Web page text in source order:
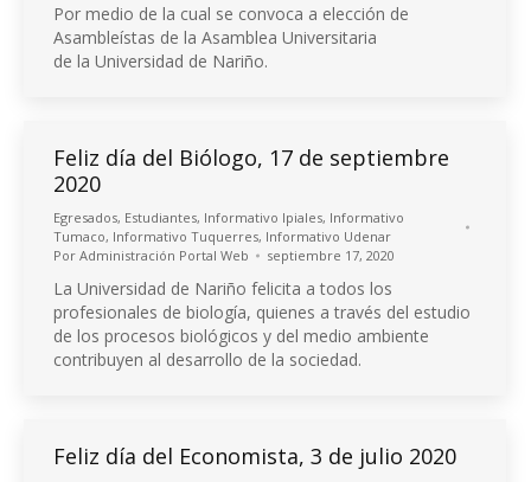
Por medio de la cual se convoca a elección de
Asambleístas de la Asamblea Universitaria
de la Universidad de Nariño.
Feliz día del Biólogo, 17 de septiembre
2020
Egresados, Estudiantes, Informativo Ipiales, Informativo
Tumaco, Informativo Tuquerres, Informativo Udenar
Por Administración Portal Web septiembre 17, 2020
La Universidad de Nariño felicita a todos los
profesionales de biología, quienes a través del estudio
de los procesos biológicos y del medio ambiente
contribuyen al desarrollo de la sociedad.
Feliz día del Economista, 3 de julio 2020